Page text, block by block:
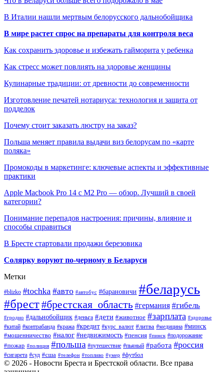
В Италии нашли мертвым белорусского дальнобойщика
В мире растет спрос на препараты для контроля веса
Как сохранить здоровье и избежать гайморита у ребенка
Как стресс может повлиять на здоровье женщины
Кулинарные традиции: от древности до современности
Изготовление печатей нотариуса: технология и защита от
подделок
Почему стоит заказать люстру на заказ?
Польша меняет правила выдачи виз белорусам по «карте
поляка»
Промокоды в маркетинге: ключевые аспекты и эффективные
практики
Apple Macbook Pro 14 с M2 Pro — обзор. Лучший в своей
категории?
Понимание перепадов настроения: причины, влияние и
способы справиться
В Бресте стартовали продажи березовика
Солярку воруют по-черному в Беларуси
Метки
#blizko #tochka #авто #автобус #барановичи #беларусь
#брест#брестская_область #германия #гибель
#гродно #дальнобойщик #деньга #дети #животное #зарплата #здоровье
#китай #контрабанда #кража #кредит #курс_валют #литва #медицина #минск
#мошенничество #налог #недвижимость #пенсия #пинск #подорожание
#пожар #полиция #польша #путешествие #пьяный #работа #россия
#сигарета #суд #сша #телефон #топливо #умер #футбол
© 2026 - Новости Бреста и Брестской области. Все права